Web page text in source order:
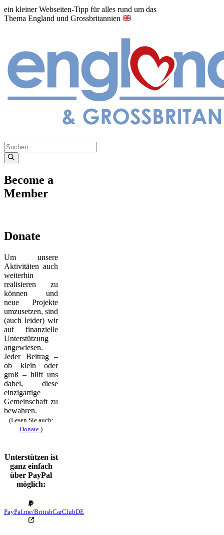
ein kleiner Webseiten-Tipp für alles rund um das
Thema England und Grossbritannien
Suche
nach:
Become a
Member
Donate
Um unsere
Aktivitäten auch
weiterhin
realisieren zu
können und
neue Projekte
umzusetzen, sind
(auch leider) wir
auf finanzielle
Unterstützung
angewiesen.
Jeder Beitrag –
ob klein oder
groß – hilft uns
dabei, diese
einzigartige
Gemeinschaft zu
bewahren.
(Lesen Sie auch:
Donate )
Unterstützen ist
ganz einfach
über PayPal
möglich:
PayPal.me/BritishCarClubDE